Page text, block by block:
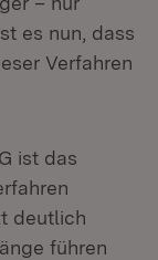
es nun, dass
Verfahren
ist das
deutlich
führen